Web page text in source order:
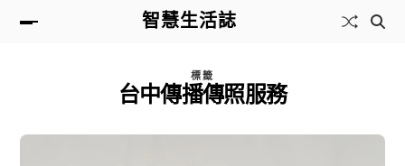
智慧生活誌
標籤
台中傳播傳照服務